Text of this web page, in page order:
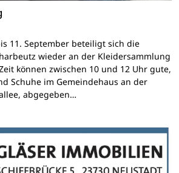
11. September beteiligt sich die
wieder an der Kleidersammlung
können zwischen 10 und 12 Uhr gute,
Schuhe im Gemeindehaus an der
abgegeben…